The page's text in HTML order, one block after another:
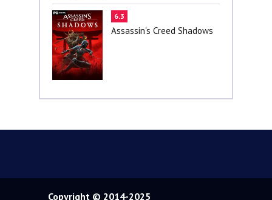
6.3
Assassin's Creed Shadows
Copyright © 2014-2025